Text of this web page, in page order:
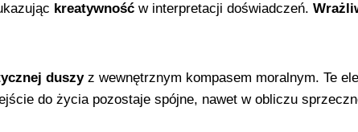
kreatywność w interpretacji doświadczeń.
duszyz wewnętrznym kompasem moralnym. Te
do życia pozostaje spójne, nawet w obliczu